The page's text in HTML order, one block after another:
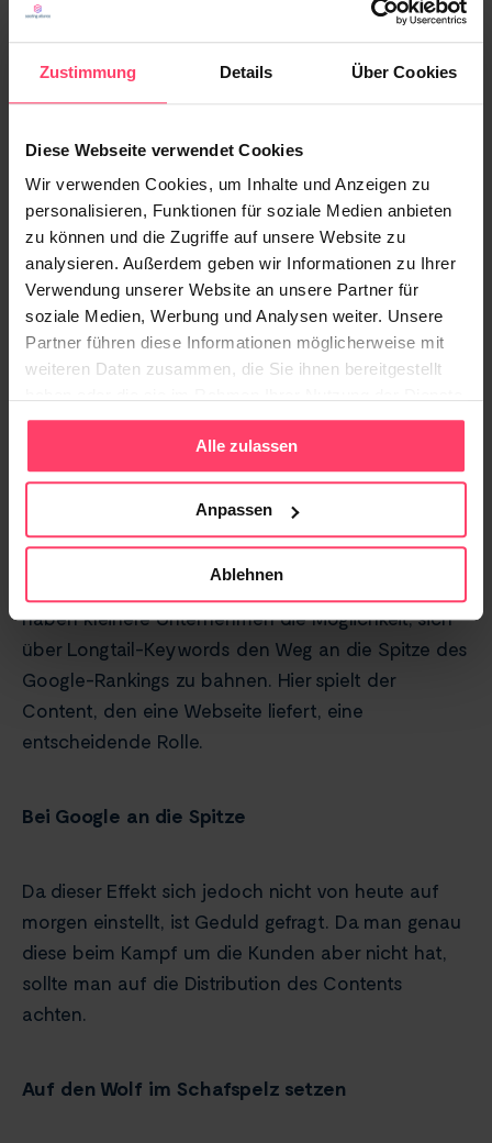
Zustimmung Details Über Cookies
Diese Webseite verwendet Cookies
Wir verwenden Cookies, um Inhalte und Anzeigen zu
personalisieren, Funktionen für soziale Medien anbieten
zu können und die Zugriffe auf unsere Website zu
analysieren. Außerdem geben wir Informationen zu Ihrer
Verwendung unserer Website an unsere Partner für
soziale Medien, Werbung und Analysen weiter. Unsere
Partner führen diese Informationen möglicherweise mit
weiteren Daten zusammen, die Sie ihnen bereitgestellt
gesammelt haben.
Alle zulassen
Anpassen
Ablehnen
in der großen Beliebtheit von Adblockern gefunden
hat – ein klarer Nachteil dieser Werbeform.
Sich finden lassen, wo die Menschen suchen
Im Unterschied dazu kann es sehr viel
lohnenswerter sein, auf Pull-Marketing-Aktivitäten
zu setzen. Der Vorteil ist, dass noch etwas Zeit bis
zum großen Shopping-Showdown ist, sodass man
jetzt – sollte das noch nicht geschehen sein –
Suchmaschinenoptimierung (SEO) für sich nutzen
sollte. Beim SEO geht es in erster Linie darum, die
eigene Webseite so aufzusetzen, dass sie
Verwendung von Keywords. Während naheliegende
und kurze Keywords oft bereits von den
„Platzhirschen“ in einem Bereich besetzt sind,
haben kleinere Unternehmen die Möglichkeit, sich
über Longtail-Keywords den Weg an die Spitze des
Google-Rankings zu bahnen. Hier spielt der
Content, den eine Webseite liefert, eine
entscheidende Rolle.
Bei Google an die Spitze
Da dieser Effekt sich jedoch nicht von heute auf
morgen einstellt, ist Geduld gefragt. Da man genau
diese beim Kampf um die Kunden aber nicht hat,
sollte man auf die Distribution des Contents
achten.
Auf den Wolf im Schafspelz setzen